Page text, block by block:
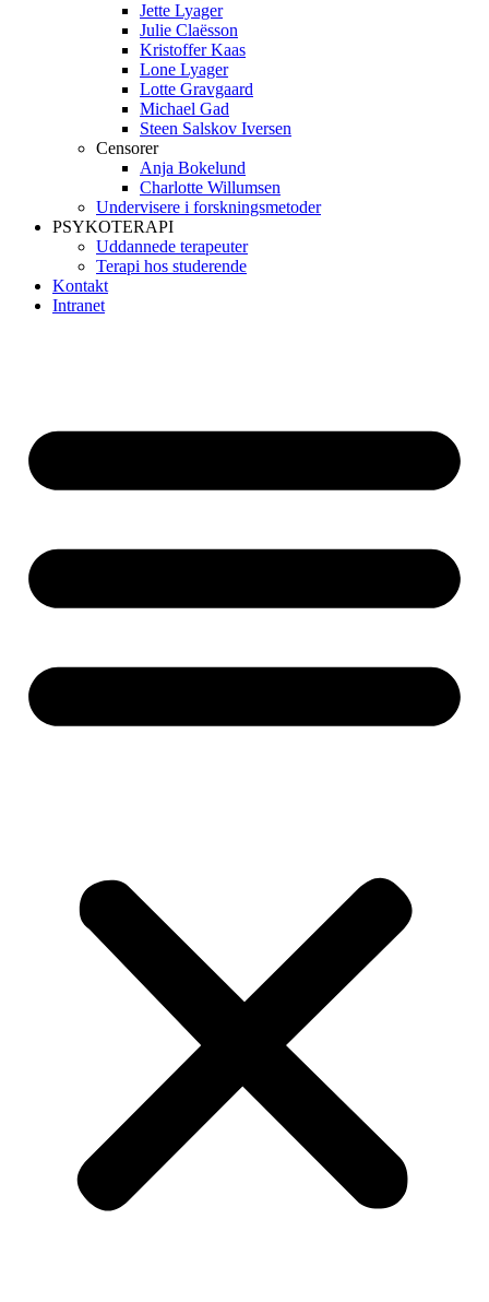
Jette Lyager
Julie Claësson
Kristoffer Kaas
Lone Lyager
Lotte Gravgaard
Michael Gad
Steen Salskov Iversen
Censorer
Anja Bokelund
Charlotte Willumsen
Undervisere i forskningsmetoder
PSYKOTERAPI
Uddannede terapeuter
Terapi hos studerende
Kontakt
Intranet